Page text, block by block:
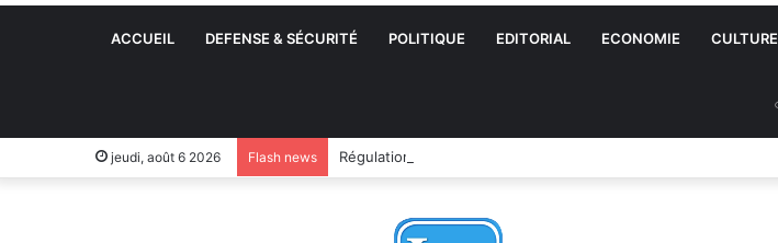
ACCUEIL DEFENSE & SÉCURITÉ POLITIQUE EDITORIAL ECONOMIE CULTURE
jeudi, août 6 2026 Flash news